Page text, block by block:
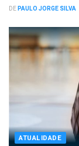
DEPAULO JORGE SILVA
ATUALIDADE